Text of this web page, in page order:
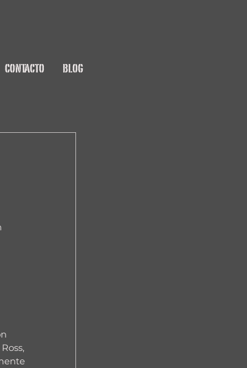
CONTACTO BLOG